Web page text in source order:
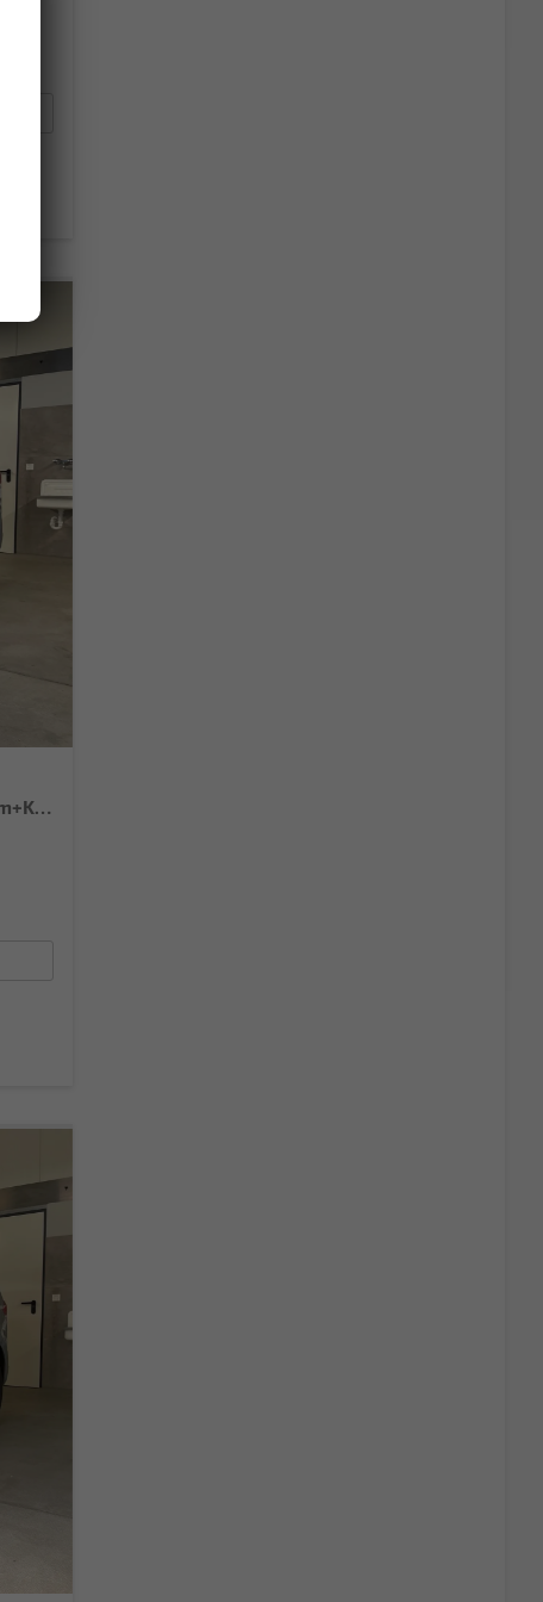
Comfortline 150PS 7Si+IQ.Light+TrailerAss+Cam+Navi+Kamera+Alarm+Kessy+App-Connect